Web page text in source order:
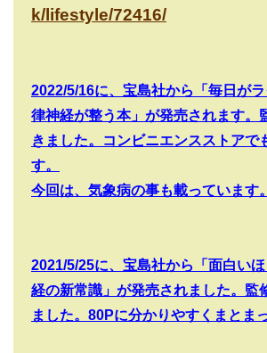
k/lifestyle/72416/
2022/5/16に、宝島社から「毎日が
律神経が整う本」が発売されます。
きました。コンビニエンスストアで
す。
今回は、気象病の事も載っています。
2021/5/25に、宝島社から「面白い
経の新常識」が発売されました。監
ました。 80Pに分かりやすくまとま